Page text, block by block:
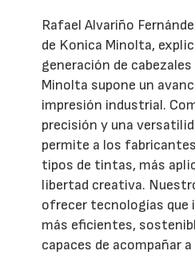
Rafael Alvariño
de Konica Minolta,
generación de
Minolta supone un
impresión industrial.
precisión y una
permite a los
tipos de tintas, más
libertad creativa.
ofrecer tecnologías que
más eficientes,
capaces de acompañar